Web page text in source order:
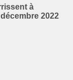
à
2022